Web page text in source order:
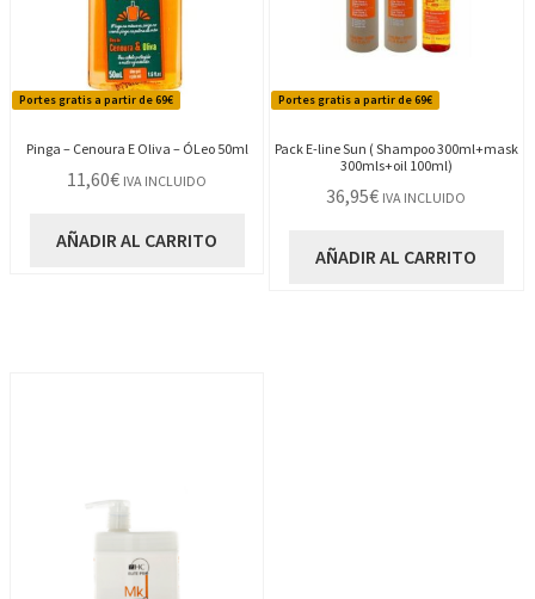
Portes gratis a partir de 69€
Pinga – Cenoura E Oliva – ÓLeo 50ml
11,60€ IVA INCLUIDO
AÑADIR AL CARRITO
Portes gratis a partir de 69€
Pack E-line Sun ( Shampoo 300ml+mask
300mls+oil 100ml)
36,95€ IVA INCLUIDO
AÑADIR AL CARRITO